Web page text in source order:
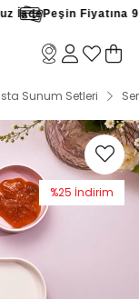
Peşin Fiyatına 9
Sunum Setleri
%25 İndirim